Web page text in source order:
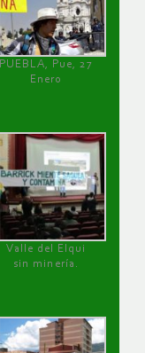
PUEBLA, Pue, 27
Enero
Valle del Elqui
sin minería.